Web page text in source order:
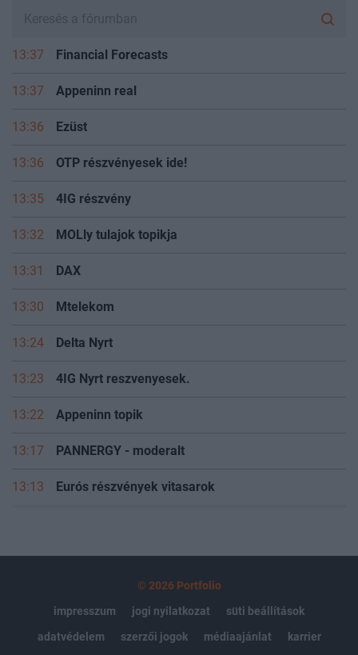
13:37 Financial Forecasts
13:37 Appeninn real
13:36 Ezüst
13:36 OTP részvényesek ide!
13:35 4IG részvény
13:32 MOLly tulajok topikja
13:31 DAX
13:30 Mtelekom
13:24 Delta Nyrt
13:23 4IG Nyrt reszvenyesek.
13:22 Appeninn topik
13:17 PANNERGY - moderalt
13:13 Eurós részvények vitasarok
© 2026 Portfolio
impresszum
jogi nyilatkozat
süti beállítások
adatvédelem
szerzői jogok médiaajánlat karrier